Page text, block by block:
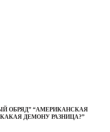
ОБРЯД” “АМЕРИКАНСКАЯ
ДЕМОНУ РАЗНИЦА?”